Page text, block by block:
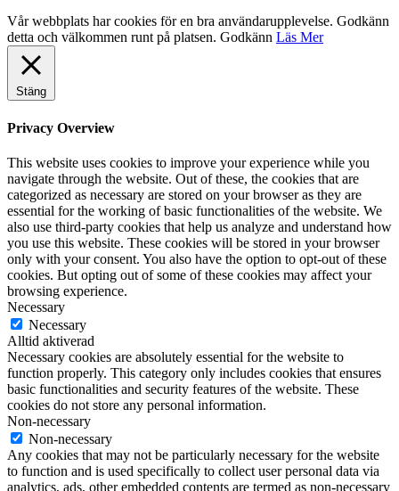
Vår webbplats har cookies för en bra användarupplevelse. Godkänn
detta och välkommen runt på platsen. Godkänn Läs Mer
Stäng
Privacy Overview
This website uses cookies to improve your experience while you
navigate through the website. Out of these, the cookies that are
categorized as necessary are stored on your browser as they are
essential for the working of basic functionalities of the website. We
also use third-party cookies that help us analyze and understand how
you use this website. These cookies will be stored in your browser
only with your consent. You also have the option to opt-out of these
cookies. But opting out of some of these cookies may affect your
browsing experience.
Necessary
Necessary
Alltid aktiverad
Necessary cookies are absolutely essential for the website to
function properly. This category only includes cookies that ensures
basic functionalities and security features of the website. These
cookies do not store any personal information.
Non-necessary
Non-necessary
Any cookies that may not be particularly necessary for the website
to function and is used specifically to collect user personal data via
analytics, ads, other embedded contents are termed as non-necessary